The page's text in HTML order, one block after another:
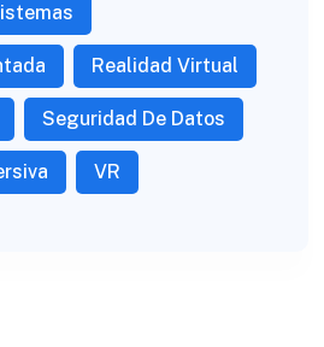
Realidad Virtual
Seguridad De Datos
VR